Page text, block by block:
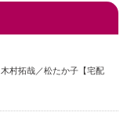
村拓哉／松たか子【宅配